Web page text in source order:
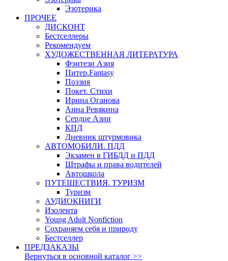
Эзотерика
ПРОЧЕЕ
ДИСКОНТ
Бестселлеры
Рекомендуем
ХУДОЖЕСТВЕННАЯ ЛИТЕРАТУРА
Фэнтези Азия
Питер.Fantasy
Поэзия
Покет. Стихи
Ирина Оганова
Анна Ревякина
Сердце Азии
КПД
Дневник штурмовика
АВТОМОБИЛИ. ПДД
Экзамен в ГИБДД и ПДД
Штрафы и права водителей
Автошкола
ПУТЕШЕСТВИЯ. ТУРИЗМ
Туризм
АУДИОКНИГИ
Изолента
Young Adult Nonfiction
Сохраняем себя и природу
Бестселлер
ПРЕДЗАКАЗЫ
Вернуться в основной каталог >>